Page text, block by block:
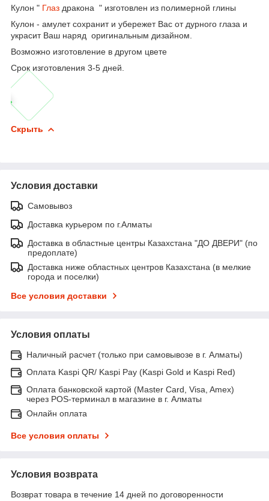
Кулон " Глаз дракона " изготовлен из полимерной глины
Кулон - амулет сохранит и убережет Вас от дурного глаза и
украсит Ваш наряд оригинальным дизайном.
Возможно изготовление в другом цвете
Срок изготовления 3-5 дней.
Скрыть
Условия доставки
Самовывоз
Доставка курьером по г.Алматы
Доставка в областные центры Казахстана "ДО ДВЕРИ" (по
предоплате)
Доставка ниже областных центров Казахстана (в мелкие
города и поселки)
Все условия доставки
Условия оплаты
Наличный расчет (только при самовывозе в г. Алматы)
Оплата Kaspi QR/ Kaspi Pay (Kaspi Gold и Kaspi Red)
Оплата банковской картой (Master Card, Visa, Amex)
через POS-терминал в магазине в г. Алматы
Онлайн оплата
Все условия оплаты
Условия возврата
Возврат товара в течение 14 дней по договоренности